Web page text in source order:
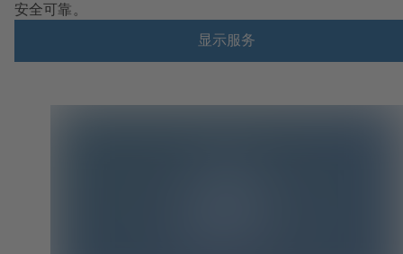
安全可靠。
显示服务